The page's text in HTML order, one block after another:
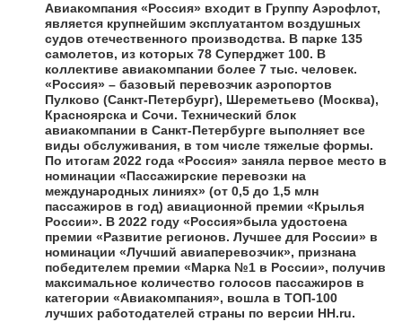
Авиакомпания «Россия» входит в Группу Аэрофлот,
является крупнейшим эксплуатантом воздушных
судов отечественного производства. В парке 135
самолетов, из которых 78 Суперджет 100. В
коллективе авиакомпании более 7 тыс. человек.
«Россия» – базовый перевозчик аэропортов
Пулково (Санкт-Петербург), Шереметьево (Москва),
Красноярска и Сочи. Технический блок
авиакомпании в Санкт-Петербурге выполняет все
виды обслуживания, в том числе тяжелые формы.
По итогам 2022 года «Россия» заняла первое место в
номинации «Пассажирские перевозки на
международных линиях» (от 0,5 до 1,5 млн
пассажиров в год) авиационной премии «Крылья
России». В 2022 году «Россия»была удостоена
премии «Развитие регионов. Лучшее для России» в
номинации «Лучший авиаперевозчик», признана
победителем премии «Марка №1 в России», получив
максимальное количество голосов пассажиров в
категории «Авиакомпания», вошла в ТОП-100
лучших работодателей страны по версии HH.ru.